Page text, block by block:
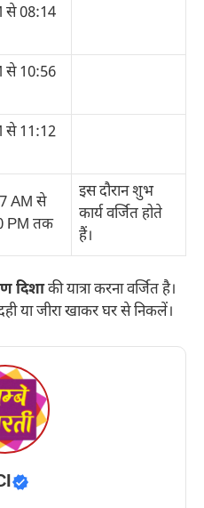
से 08:14
से 10:56
से 11:12
AM से
PM तक
इस दौरान शुभ
कार्य वर्जित होते
हैं।
दिशाकी यात्रा करना वर्जित है।
या जीरा खाकर घर से निकलें।